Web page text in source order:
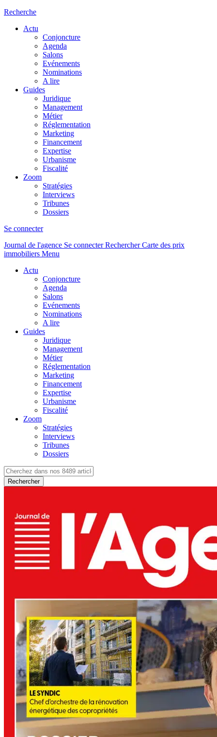
Recherche
Actu
Conjoncture
Agenda
Salons
Evénements
Nominations
A lire
Guides
Juridique
Management
Métier
Réglementation
Marketing
Financement
Expertise
Urbanisme
Fiscalité
Zoom
Stratégies
Interviews
Tribunes
Dossiers
Se connecter
Journal de l'agence Se connecterRechercher Carte des prix
immobiliers Menu
Actu
Conjoncture
Agenda
Salons
Evénements
Nominations
A lire
Guides
Juridique
Management
Métier
Réglementation
Marketing
Financement
Expertise
Urbanisme
Fiscalité
Zoom
Stratégies
Interviews
Tribunes
Dossiers
Rechercher